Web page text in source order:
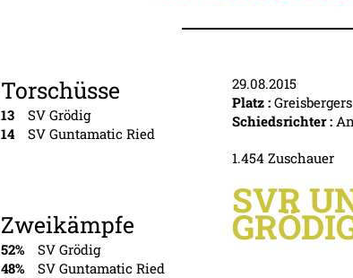
Torschüsse
13
SV Grödig
14
SV Guntamatic Ried
Zweikämpfe
52%
SV Grödig
48%
SV Guntamatic Ried
29.08.2015
Platz :
Schiedsrichter :
1.454 Zuschauer
SVR